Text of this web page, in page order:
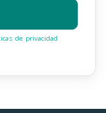
de privacidad